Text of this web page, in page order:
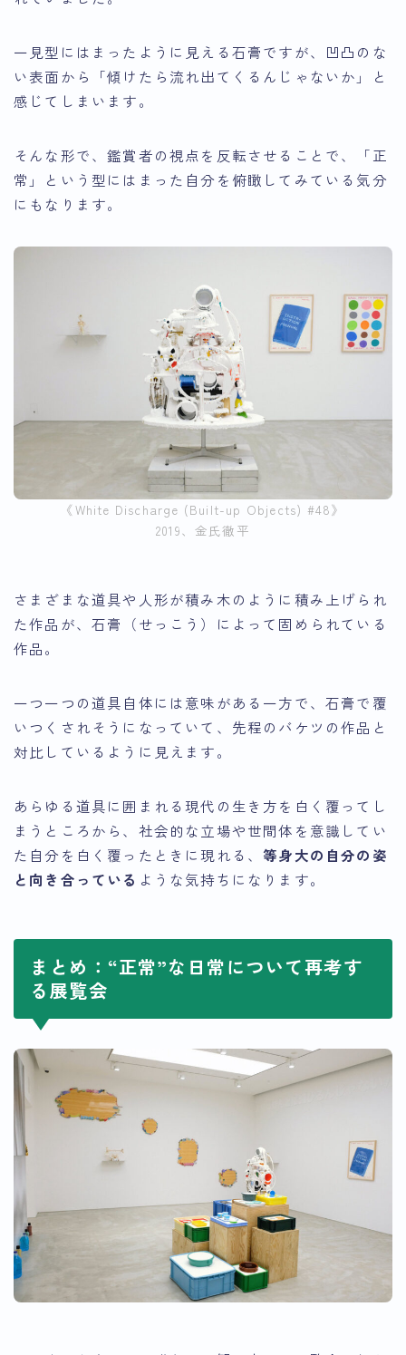
一見型にはまったように見える石膏ですが、凹凸のな
い表面から「傾けたら流れ出てくるんじゃないか」と
感じてしまいます。
そんな形で、鑑賞者の視点を反転させることで、
「正
常」という型にはまった自分を俯瞰してみている 気分
にもなります。
《White Discharge (Built-up Objects) #48》
2019、金氏徹平
さまざまな道具や人形が積み木のように積み上げられ
た作品が、石膏（せっこう）によって固められている
作品。
一つ一つの道具自体には意味がある一方で、石膏で覆
いつくされそうになっていて、先程のバケツの作品と
対比しているように見えます。
あらゆる道具に囲まれる現代の生き方を白く覆ってし
まうところから、社会的な立場や世間体を意識してい
た自分を白く覆ったときに現れる、等身大の自分の姿
と向き合っている ような気持ちになります。
まとめ：“正常”な日常について再考す
る展覧会